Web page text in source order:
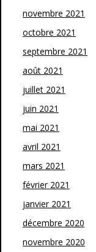
novembre 2021
octobre 2021
septembre 2021
août 2021
juillet 2021
juin 2021
mai 2021
avril 2021
mars 2021
février 2021
janvier 2021
décembre 2020
novembre 2020